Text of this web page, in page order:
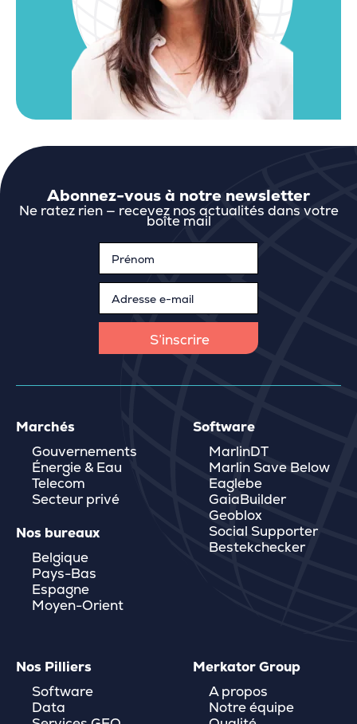
Abonnez-vous à notre newsletter
Ne ratez rien — recevez nos actualités dans votre
boîte mail
Marchés
Gouvernements
Énergie & Eau
Telecom
Secteur privé
Nos bureaux
Belgique
Pays-Bas
Espagne
Moyen-Orient
Software
MarlinDT
Marlin Save Below
Eaglebe
GaiaBuilder
Geoblox
Social Supporter
Bestekchecker
Nos Pilliers
Software
Data
Merkator Group
A propos
Notre équipe